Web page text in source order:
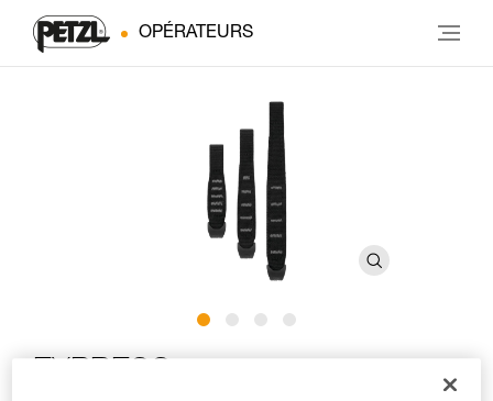
OPÉRATEURS